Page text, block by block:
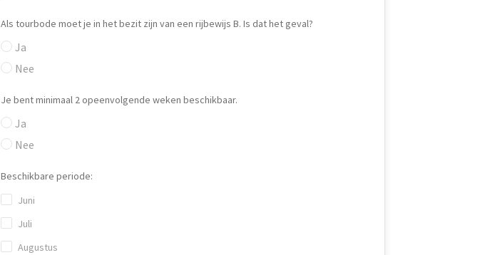
Als tourbode moet je in het bezit zijn van een rijbewijs B. Is dat het geval?
Ja
Nee
Je bent minimaal 2 opeenvolgende weken beschikbaar.
Ja
Nee
Beschikbare periode:
Juni
Juli
Augustus